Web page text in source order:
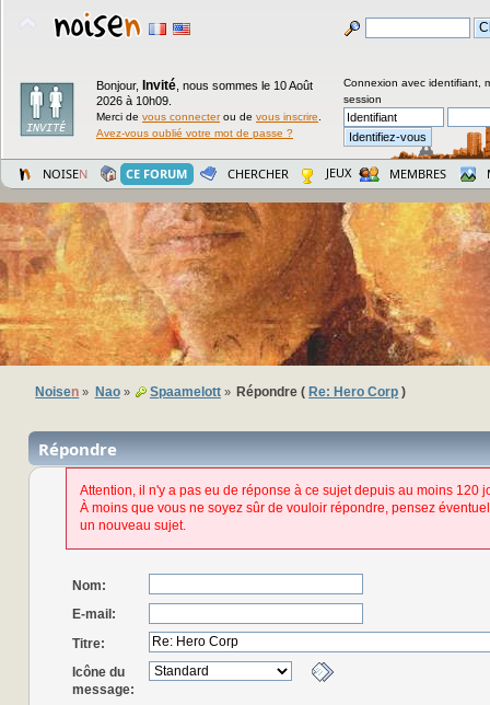
Bonjour, Invité nous sommes le 10 Août
2026 à 10h09.
Merci de vous connecterou de vous inscrire
Avez-vous oublié votre mot de passe ?
Connexion avec identifiant,
session
NOISEN CE FORUM CHERCHER JEUX MEMBRES
Noisen » Nao» Spaamelott» Répondre ( Re: Hero Corp )
Répondre
Attention, il n'y a pas eu de réponse à ce sujet depuis au moins 120
À moins que vous ne soyez sûr de vouloir répondre, pensez
un nouveau sujet.
Nom:
E-mail:
Titre:
Icône du
message: